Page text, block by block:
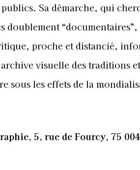
Sa démarche, qui
proche et distancié,
visuelle des traditions
sous les effets de la
5, rue de Fourcy, 75